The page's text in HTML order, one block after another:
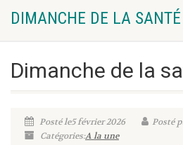
DIMANCHE DE LA
Dimanche de la
Posté le5 février 2026
Posté
Catégories:A la une